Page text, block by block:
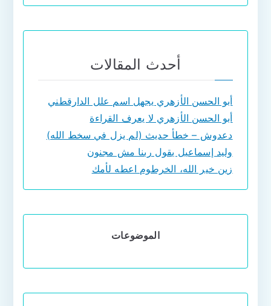
أحدث المقالات
أبو الحسن الأزهري يجهل اسم علل الدارقطني
أبو الحسن الأزهري لا يعرف القراءة
دعدوش – خطأ حديث (لم يزل في سخط الله)
وليد إسماعيل يقول ربنا مش مجنون
زين خير الله، الخرطوم اعطه لأمك
الموضوعات